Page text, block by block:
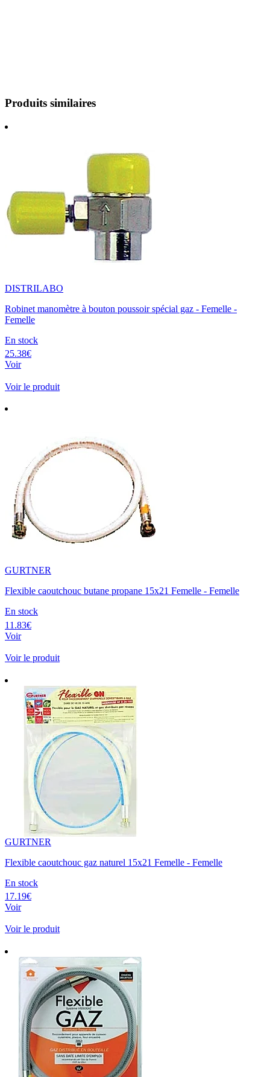
Produits similaires
DISTRILABO
Robinet manomètre à bouton poussoir spécial gaz - Femelle -
Femelle
En stock
25.38€
Voir
Voir le produit
GURTNER
Flexible caoutchouc butane propane 15x21 Femelle - Femelle
En stock
11.83€
Voir
Voir le produit
GURTNER
Flexible caoutchouc gaz naturel 15x21 Femelle - Femelle
En stock
17.19€
Voir
Voir le produit